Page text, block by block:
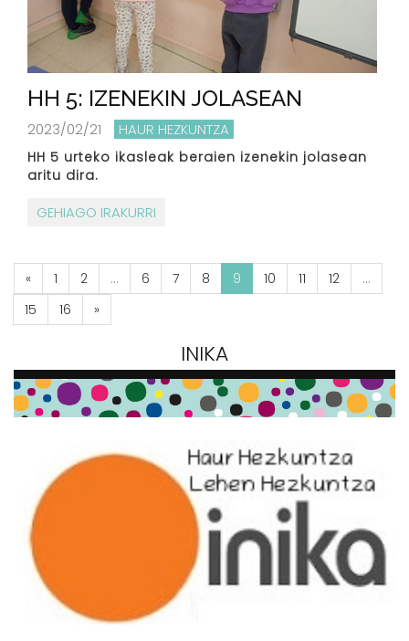
HH 5: IZENEKIN JOLASEAN
2023/02/21 HAUR HEZKUNTZA
HH 5 urteko ikasleak beraien izenekin jolasean
aritu dira.
GEHIAGO IRAKURRI
« 1 2 ... 6 7 8 9 10 11 12
...
15
16 »
INIKA